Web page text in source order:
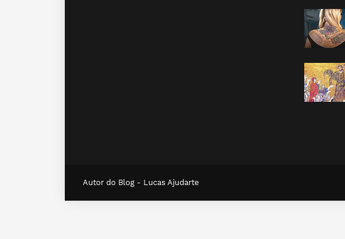
Autor do Blog - Lucas Ajudarte